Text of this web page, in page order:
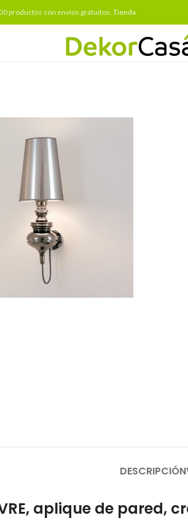
productos con envíos gratuitos. Tienda
DESCRIPCIÓN
aplique de pared,